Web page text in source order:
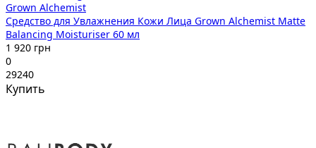
Grown Alchemist
Средство для Увлажнения Кожи Лица Grown Alchemist Matte
Balancing Moisturiser 60 мл
1 920 грн
0
29240
Купить